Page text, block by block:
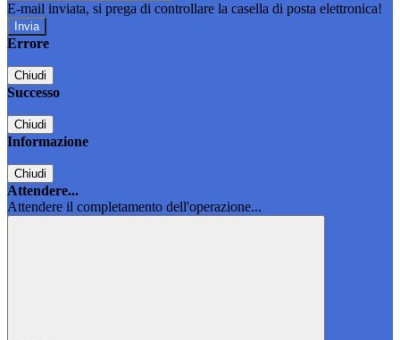
E-mail inviata, si prega di controllare la casella di posta elettronica!
Errore
Chiudi
Successo
Chiudi
Informazione
Chiudi
Attendere...
Attendere il completamento dell'operazione...